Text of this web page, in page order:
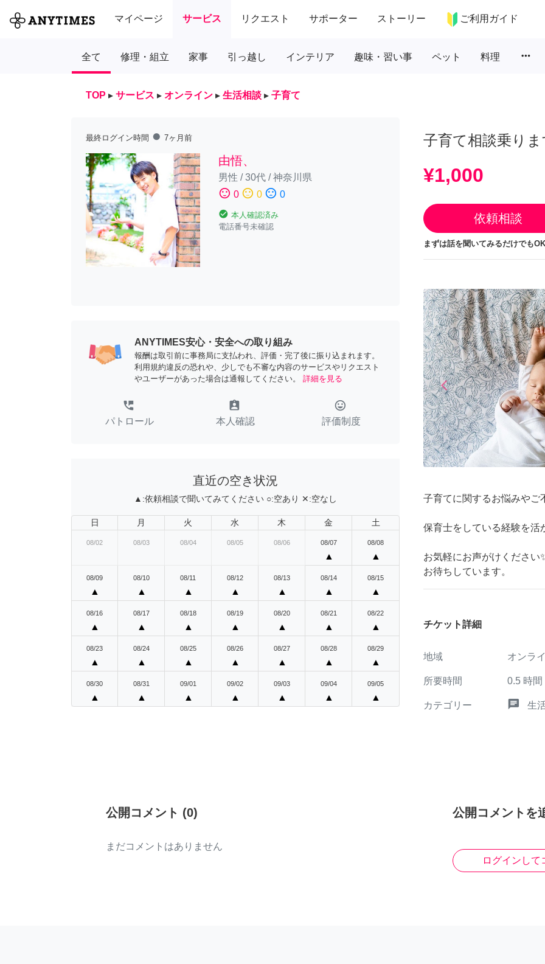
マイページ サービス リクエスト サポーター ストーリー ご利用ガイド
全て 修理・組立 家事 引っ越し インテリア 趣味・習い事 ペット 料理 more_horiz
TOP ▸ サービス ▸ オンライン ▸ 生活相談 ▸ 子育て
最終ログイン時間 fiber_manual_record 7ヶ月前
由悟、
男性 /30代/神奈川県
sentiment_satisfied 0 sentiment_neutral 0 sentiment_dissatisfied 0
check_circle 本人確認済み
電話番号未確認
ANYTIMES安心・安全への取り組み
報酬は取引前に事務局に支払われ、評価・完了後に振り込まれます。
利用規約違反の恐れや、少しでも不審な内容のサービスやリクエスト
やユーザーがあった場合は通報してください。
詳細を見る
perm_phone_msg
パトロール
assignment_ind
本人確認
tag_faces
評価制度
直近の空き状況
▲:依頼相談で聞いてみてください ○:空あり ✕:空なし
日 月 火 水 木 金 土
08/02 08/03 08/04 08/05 08/06 08/07
▲
08/08
▲
08/09
▲
08/10
▲
08/11
▲
08/12
▲
08/13
▲
08/14
▲
08/15
▲
08/16
▲
08/17
▲
08/18
▲
08/19
▲
08/20
▲
08/21
▲
08/22
▲
08/23
▲
08/24
▲
08/25
▲
08/26
▲
08/27
▲
08/28
▲
08/29
▲
08/30
▲
08/31
▲
09/01
▲
09/02
▲
09/03
▲
09/04
▲
09/05
▲
子育て相談乗り
¥1,000
依頼相談
まずは話を聞いてみるだけでも
arrow_back_iosPrevious
子育てに関するお悩みやご
保育士をしている経験を活
お気軽にお声がけください
お待ちしています。
チケット詳細
地域 オンラ
所要時間 0.5 時間
カテゴリー chat 生
公開コメント (0)
まだコメントはありません
公開コメントを
ログインして